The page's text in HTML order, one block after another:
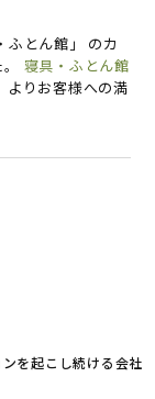
ふとん館」 のカ
寝具・ふとん館
よりお客様への満
を起こし続ける会社